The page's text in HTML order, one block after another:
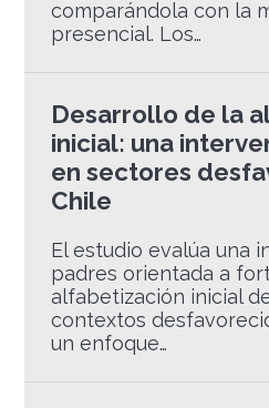
comparándola con la
presencial. Los…
Desarrollo de la
inicial: una
en sectores
Chile
El estudio evalúa una
padres orientada a
alfabetización inicial
contextos
un enfoque…